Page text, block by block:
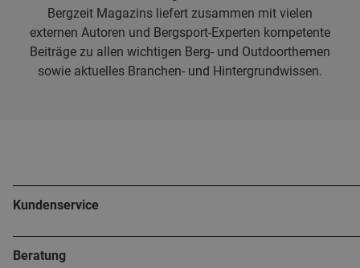
Bergzeit Magazins liefert zusammen mit vielen
externen Autoren und Bergsport-Experten kompetente
Beiträge zu allen wichtigen Berg- und Outdoorthemen
sowie aktuelles Branchen- und Hintergrundwissen.
Kundenservice
Beratung